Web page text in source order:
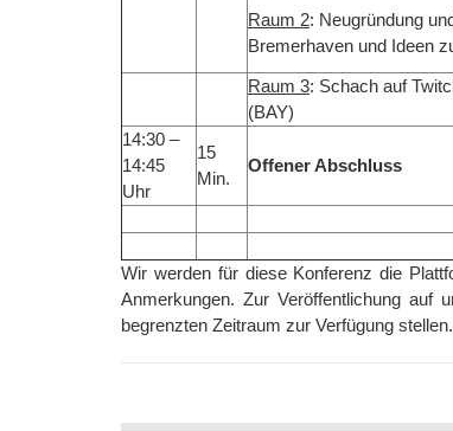
Raum 2: Neugründung
Bremerhaven und Ideen
Raum 3: Schach auf
(BAY)
14:30 –
14:45
Uhr
15
Min.
Offener Abschluss
Wir werden für diese Konferenz die
Anmerkungen. Zur Veröffentlichung auf
begrenzten Zeitraum zur Verfügung stellen.